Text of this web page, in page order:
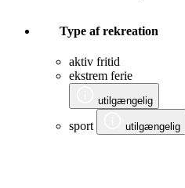
Type af rekreation
aktiv fritid
ekstrem ferie
utilgængelig
sport utilgængelig